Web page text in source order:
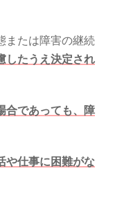
または障害の継続
したうえ決定され
合であっても、障
や仕事に困難がな